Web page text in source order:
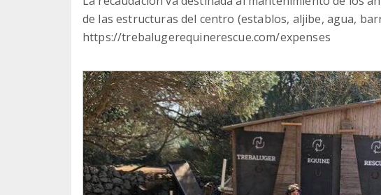
de las estructuras del centro (establos, aljibe, agua,
https://trebalugerequinerescue.com/expenses